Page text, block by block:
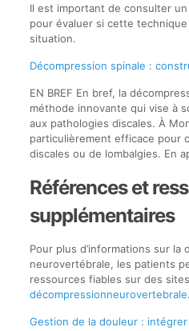
Il est important de consulter
pour évaluer si cette
situation.
Décompression spinale :
EN BREF En bref, la
méthode innovante qui vise à
aux pathologies discales. À
particulièrement efficace pour
discales ou de lombalgies. En
Références et
supplémentaires
Pour plus d’informations sur la
neurovertébrale, les patients
ressources fiables sur des
Gestion de la douleur :